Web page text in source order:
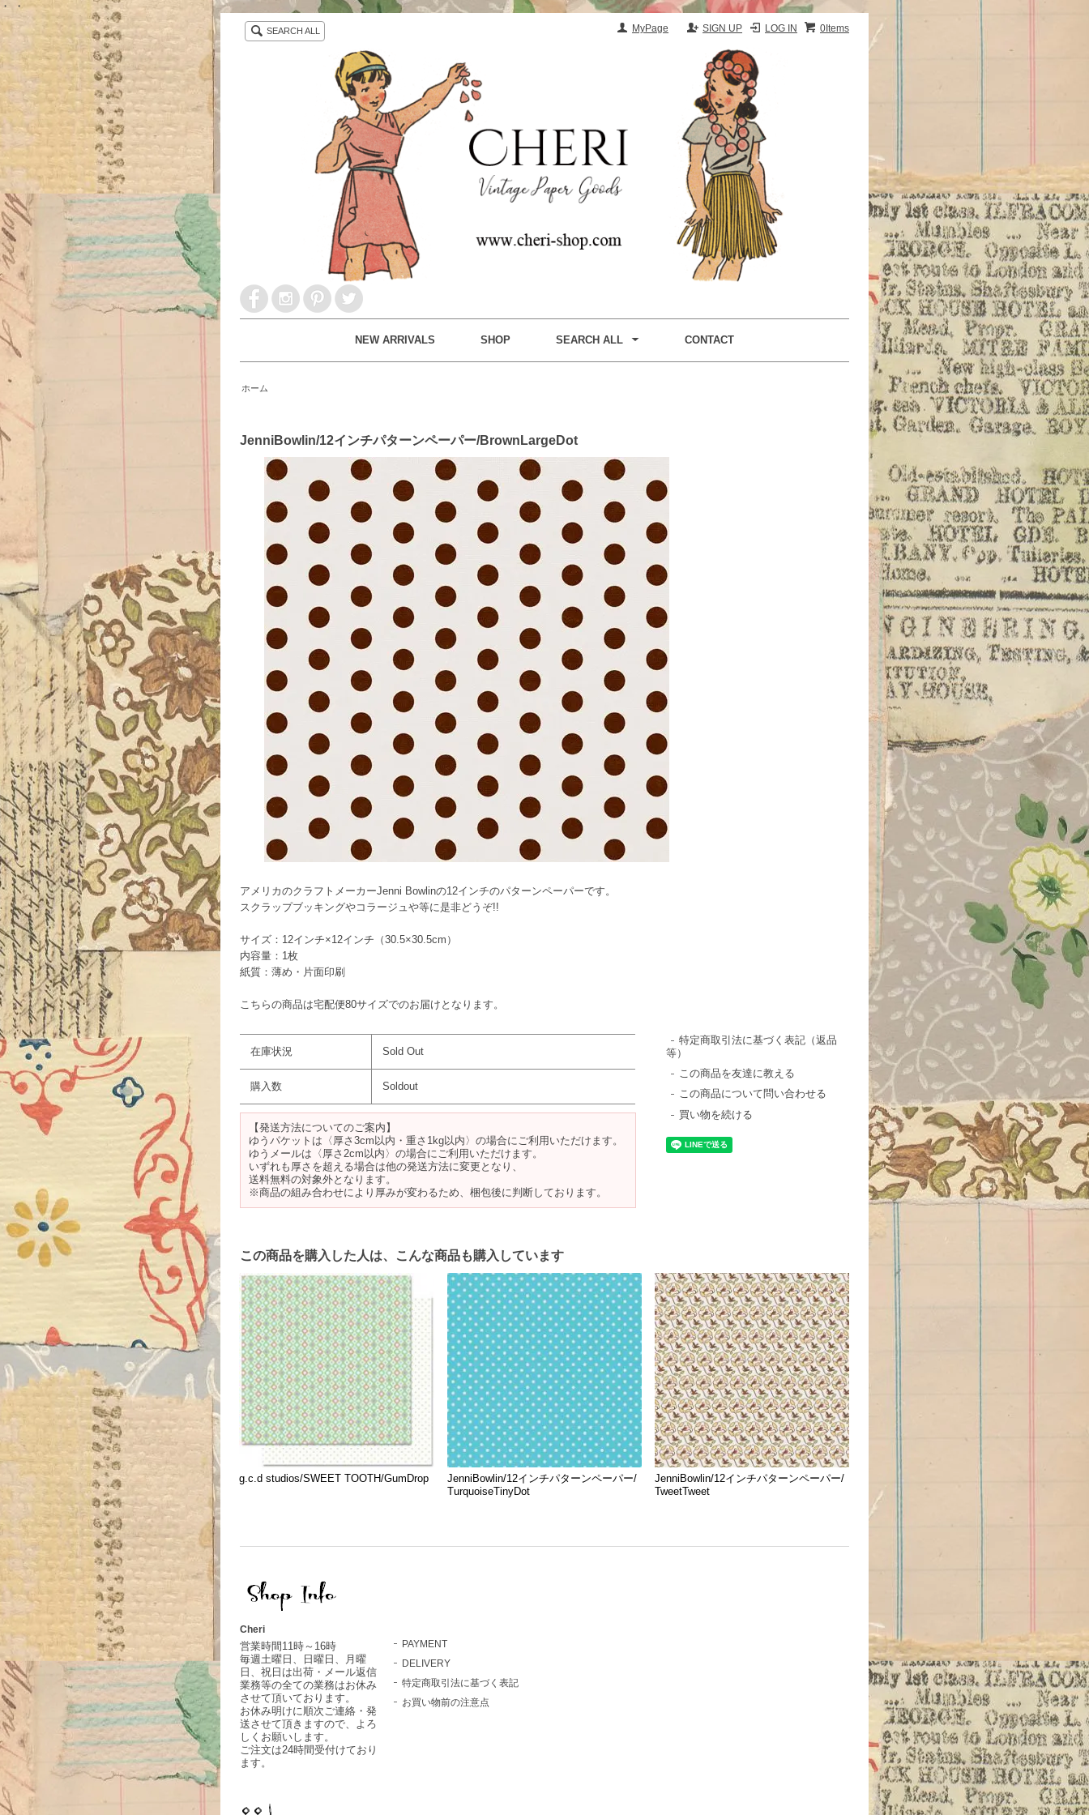
・ ・
0Items
LOG IN
SIGN UP
MyPage
SEARCH ALL
NEW ARRIVALS SHOP SEARCH ALL CONTACT
ホーム
JenniBowlin/12インチパターンペーパー/BrownLargeDot
アメリカのクラフトメーカーJenni Bowlinの12インチのパターンペーパーです。
スクラップブッキングやコラージュや等に是非どうぞ!!
サイズ：12インチ×12インチ（30.5×30.5cm）
内容量：1枚
紙質：薄め・片面印刷
こちらの商品は宅配便80サイズでのお届けとなります。
在庫状況 Sold Out
購入数 Soldout
【発送方法についてのご案内】
ゆうパケットは〈厚さ3cm以内・重さ1kg以内〉の場合にご利用いただけます。
ゆうメールは〈厚さ2cm以内〉の場合にご利用いただけます。
いずれも厚さを超える場合は他の発送方法に変更となり、
送料無料の対象外となります。
※商品の組み合わせにより厚みが変わるため、梱包後に判断しております。
特定商取引法に基づく表記（返品
等）
この商品を友達に教える
この商品について問い合わせる
買い物を続ける
この商品を購入した人は、こんな商品も購入しています
g.c.d studios/SWEET TOOTH/GumDrop
JenniBowlin/12インチパターンペーパー/
TurquoiseTinyDot
JenniBowlin/12インチパターンペーパー/
TweetTweet
Cheri
営業時間11時～16時
毎週土曜日、日曜日、月曜
日、祝日は出荷・メール返信
業務等の全ての業務はお休み
させて頂いております。
お休み明けに順次ご連絡・発
送させて頂きますので、よろ
しくお願いします。
ご注文は24時間受付けており
ます。
PAYMENT
DELIVERY
特定商取引法に基づく表記
お買い物前の注意点